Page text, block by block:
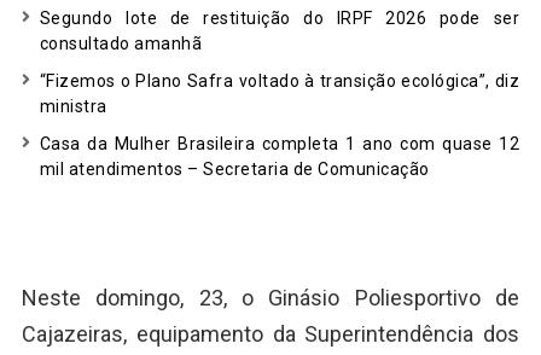
Segundo lote de restituição do IRPF 2026 pode ser
consultado amanhã
“Fizemos o Plano Safra voltado à transição ecológica”, diz
ministra
Casa da Mulher Brasileira completa 1 ano com quase 12
mil atendimentos – Secretaria de Comunicação
Neste domingo, 23, o Ginásio Poliesportivo de
Cajazeiras, equipamento da Superintendência dos